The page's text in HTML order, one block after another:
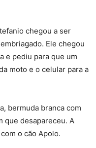
chegou a ser
Ele chegou
e pediu para que um
moto e o celular para a
bermuda branca com
que desapareceu. A
o cão Apolo.